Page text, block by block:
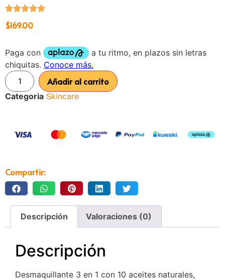
$169.00
Añadir al carrito
Categoria Skincare
Compartir:
Descripción Valoraciones (0)
Descripción
Desmaquillante 3 en 1 con 10 aceites naturales,